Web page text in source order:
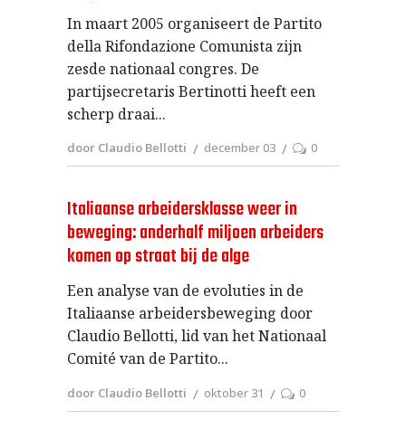
In maart 2005 organiseert de Partito
della Rifondazione Comunista zijn
zesde nationaal congres. De
partijsecretaris Bertinotti heeft een
scherp draai
door Claudio Bellotti december 03 0
Italiaanse arbeidersklasse weer in
beweging: anderhalf miljoen arbeiders
komen op straat bij de alge
Een analyse van de evoluties in de
Italiaanse arbeidersbeweging door
Claudio Bellotti, lid van het Nationaal
Comité van de Partito
door Claudio Bellotti oktober 31 0